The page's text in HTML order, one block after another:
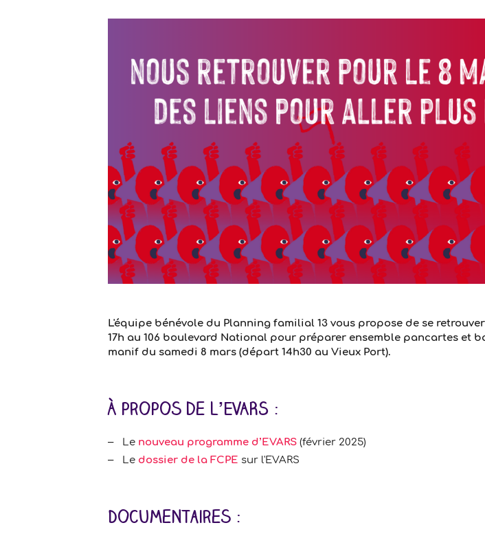
L'équipe bénévole du Planning familial 13 vous propose de se
17h au 106 boulevard National pour préparer ensemble pancartes et
manif du samedi 8 mars (départ 14h30 au Vieux Port).
À propos de l’EVARS :
Le nouveau programme d’EVARS (février 2025)
Le dossier de la FCPE sur l'EVARS
Documentaires :